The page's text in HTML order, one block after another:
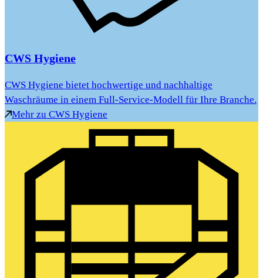
CWS Hygiene
CWS Hygiene bietet hochwertige und nachhaltige
Waschräume in einem Full-Service-Modell für Ihre Branche.
Mehr zu CWS Hygiene